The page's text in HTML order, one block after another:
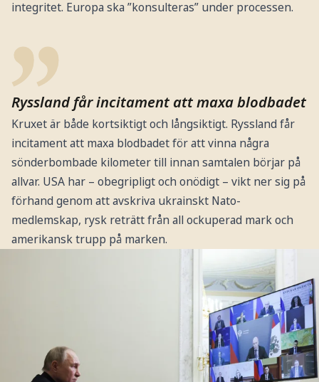
integritet. Europa ska ”konsulteras” under processen.
Ryssland får incitament att maxa blodbadet
Kruxet är både kortsiktigt och långsiktigt. Ryssland får
incitament att maxa blodbadet för att vinna några
sönderbombade kilometer till innan samtalen börjar på
allvar. USA har – obegripligt och onödigt – vikt ner sig på
förhand genom att avskriva ukrainskt Nato-
medlemskap, rysk reträtt från all ockuperad mark och
amerikansk trupp på marken.